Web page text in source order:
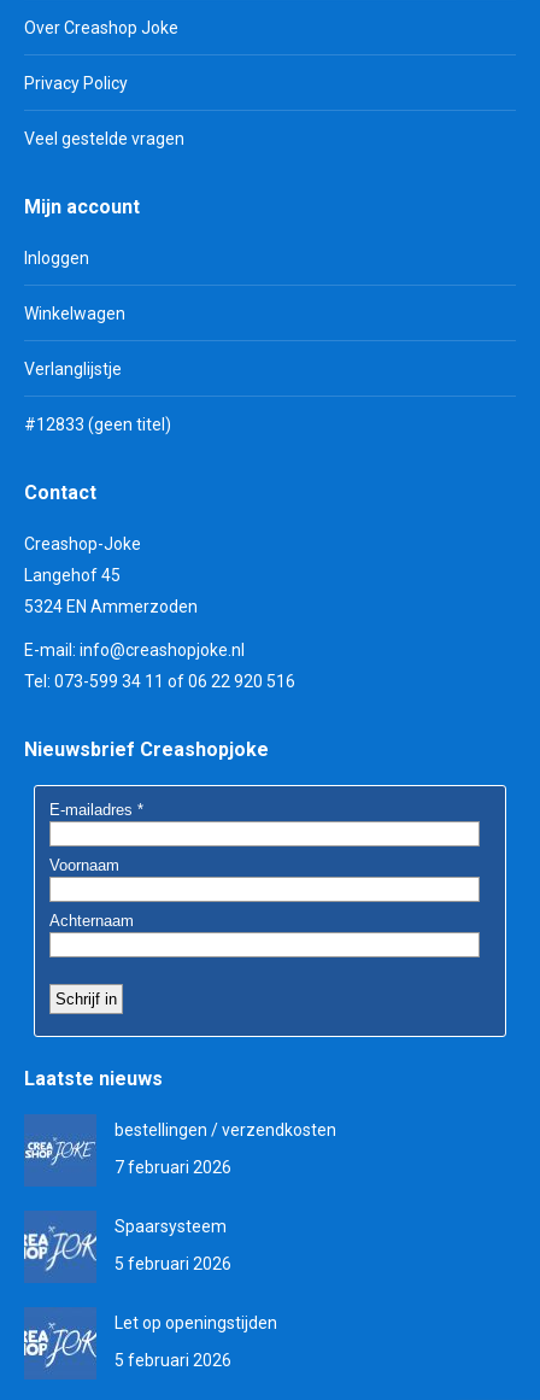
Over Creashop Joke
Privacy Policy
Veel gestelde vragen
Mijn account
Inloggen
Winkelwagen
Verlanglijstje
#12833 (geen titel)
Contact
Creashop-Joke
Langehof 45
5324 EN Ammerzoden
E-mail: info@creashopjoke.nl
Tel: 073-599 34 11 of 06 22 920 516
Nieuwsbrief Creashopjoke
Laatste nieuws
bestellingen / verzendkosten
7 februari 2026
Spaarsysteem
5 februari 2026
Let op openingstijden
5 februari 2026